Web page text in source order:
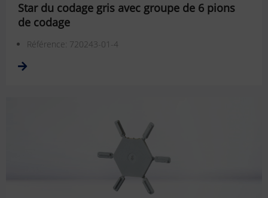
Star du codage gris avec groupe de 6 pions
de codage
Référence: 720243-01-4